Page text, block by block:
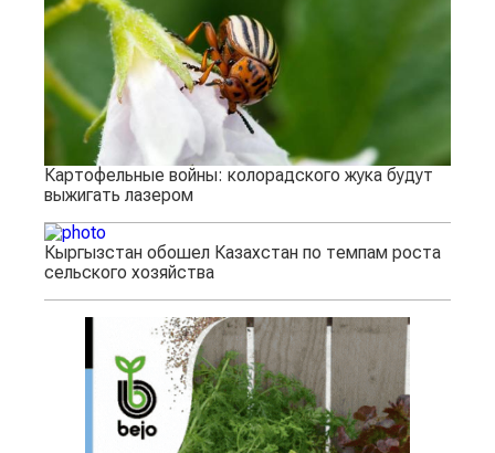
Картофельные войны: колорадского жука будут
выжигать лазером
Кыргызстан обошел Казахстан по темпам роста
сельского хозяйства